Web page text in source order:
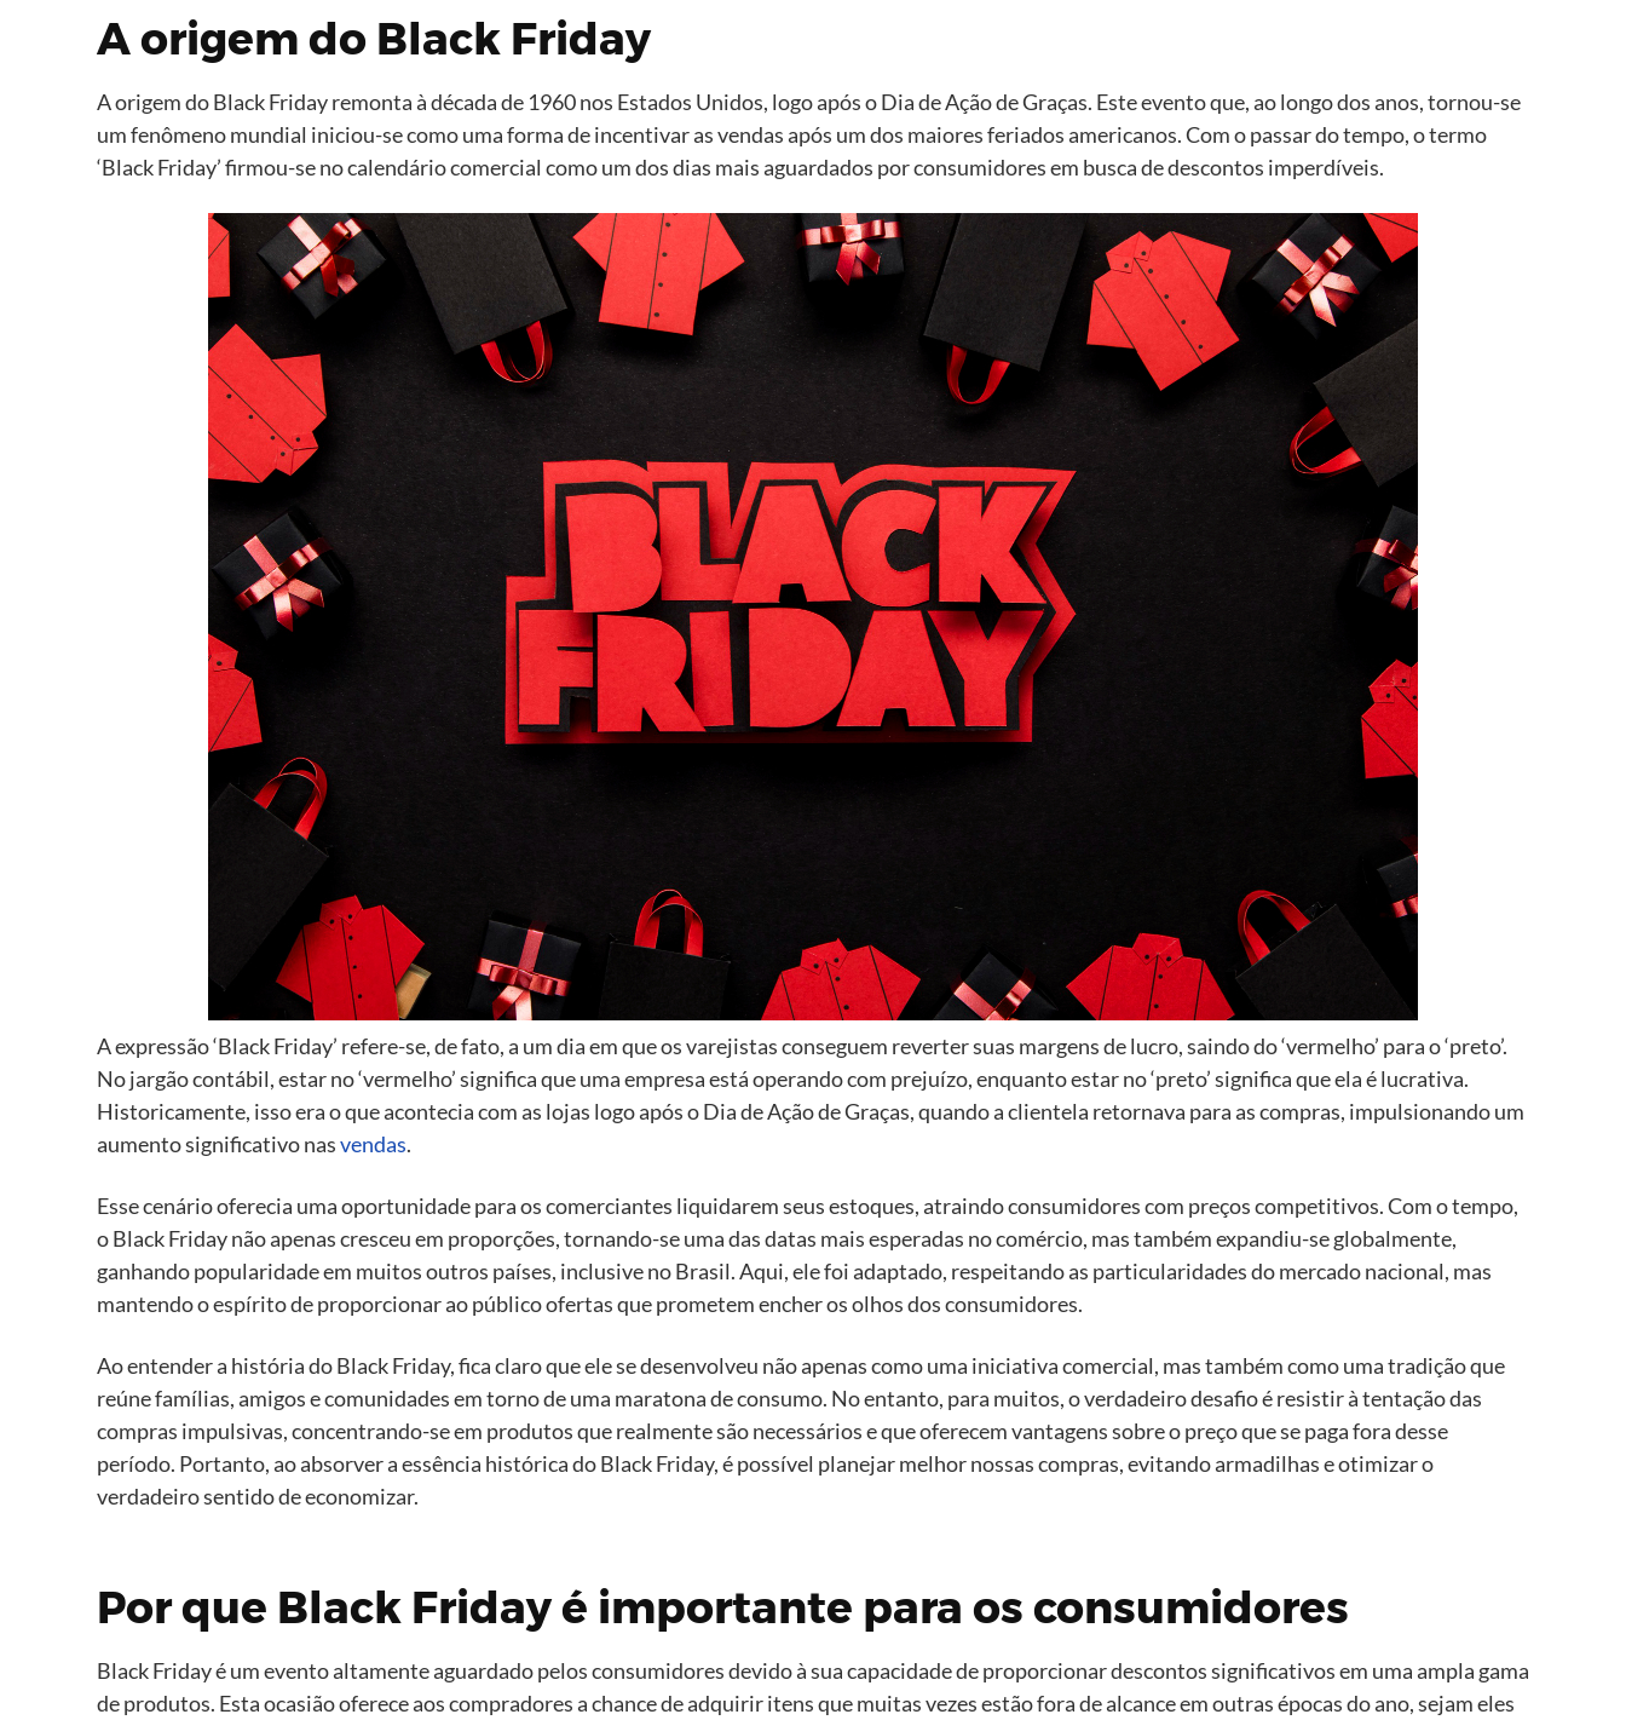
A origem do Black Friday
A origem do Black Friday remonta à década de 1960 nos Estados Unidos, logo após o Dia de Ação de Graças. Este evento que, ao longo dos anos, tornou-se
um fenômeno mundial iniciou-se como uma forma de incentivar as vendas após um dos maiores feriados americanos. Com o passar do tempo, o termo
‘Black Friday’ firmou-se no calendário comercial como um dos dias mais aguardados por consumidores em busca de descontos imperdíveis.
A expressão ‘Black Friday’ refere-se, de fato, a um dia em que os varejistas conseguem reverter suas margens de lucro, saindo do ‘vermelho’ para o ‘preto’.
No jargão contábil, estar no ‘vermelho’ significa que uma empresa está operando com prejuízo, enquanto estar no ‘preto’ significa que ela é lucrativa.
Historicamente, isso era o que acontecia com as lojas logo após o Dia de Ação de Graças, quando a clientela retornava para as compras, impulsionando um
aumento significativo nasvendas.
Esse cenário oferecia uma oportunidade para os comerciantes liquidarem seus estoques, atraindo consumidores com preços competitivos. Com o tempo,
o Black Friday não apenas cresceu em proporções, tornando-se uma das datas mais esperadas no comércio, mas também expandiu-se globalmente,
ganhando popularidade em muitos outros países, inclusive no Brasil. Aqui, ele foi adaptado, respeitando as particularidades do mercado nacional, mas
mantendo o espírito de proporcionar ao público ofertas que prometem encher os olhos dos consumidores.
Ao entender a história do Black Friday, fica claro que ele se desenvolveu não apenas como uma iniciativa comercial, mas também como uma tradição que
reúne famílias, amigos e comunidades em torno de uma maratona de consumo. No entanto, para muitos, o verdadeiro desafio é resistir à tentação das
compras impulsivas, concentrando-se em produtos que realmente são necessários e que oferecem vantagens sobre o preço que se paga fora desse
período. Portanto, ao absorver a essência histórica do Black Friday, é possível planejar melhor nossas compras, evitando armadilhas e otimizar o
verdadeiro sentido de economizar.
Por que Black Friday é importante para os consumidores
Black Friday é um evento altamente aguardado pelos consumidores devido à sua capacidade de proporcionar descontos significativos em uma ampla gama
de produtos. Esta ocasião oferece aos compradores a chance de adquirir itens que muitas vezes estão fora de alcance em outras épocas do ano, sejam eles